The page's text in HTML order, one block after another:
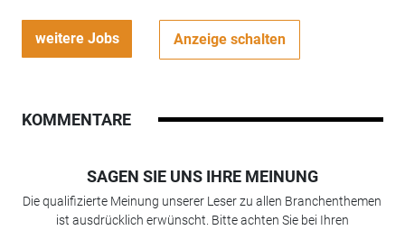
weitere Jobs Anzeige schalten
KOMMENTARE
SAGEN SIE UNS IHRE MEINUNG
Die qualifizierte Meinung unserer Leser zu allen Branchenthemen
ist ausdrücklich erwünscht. Bitte achten Sie bei Ihren